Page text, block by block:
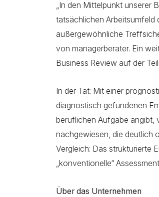
„In den Mittelpunkt unserer
tatsächlichen Arbeitsumfeld
außergewöhnliche
von managerberater. Ein
Business Review auf der
In der Tat: Mit einer
diagnostisch gefundenen
beruflichen Aufgabe angibt,
nachgewiesen, die deutlich
Vergleich: Das strukturierte
„konventionelle“
Über das Unternehmen